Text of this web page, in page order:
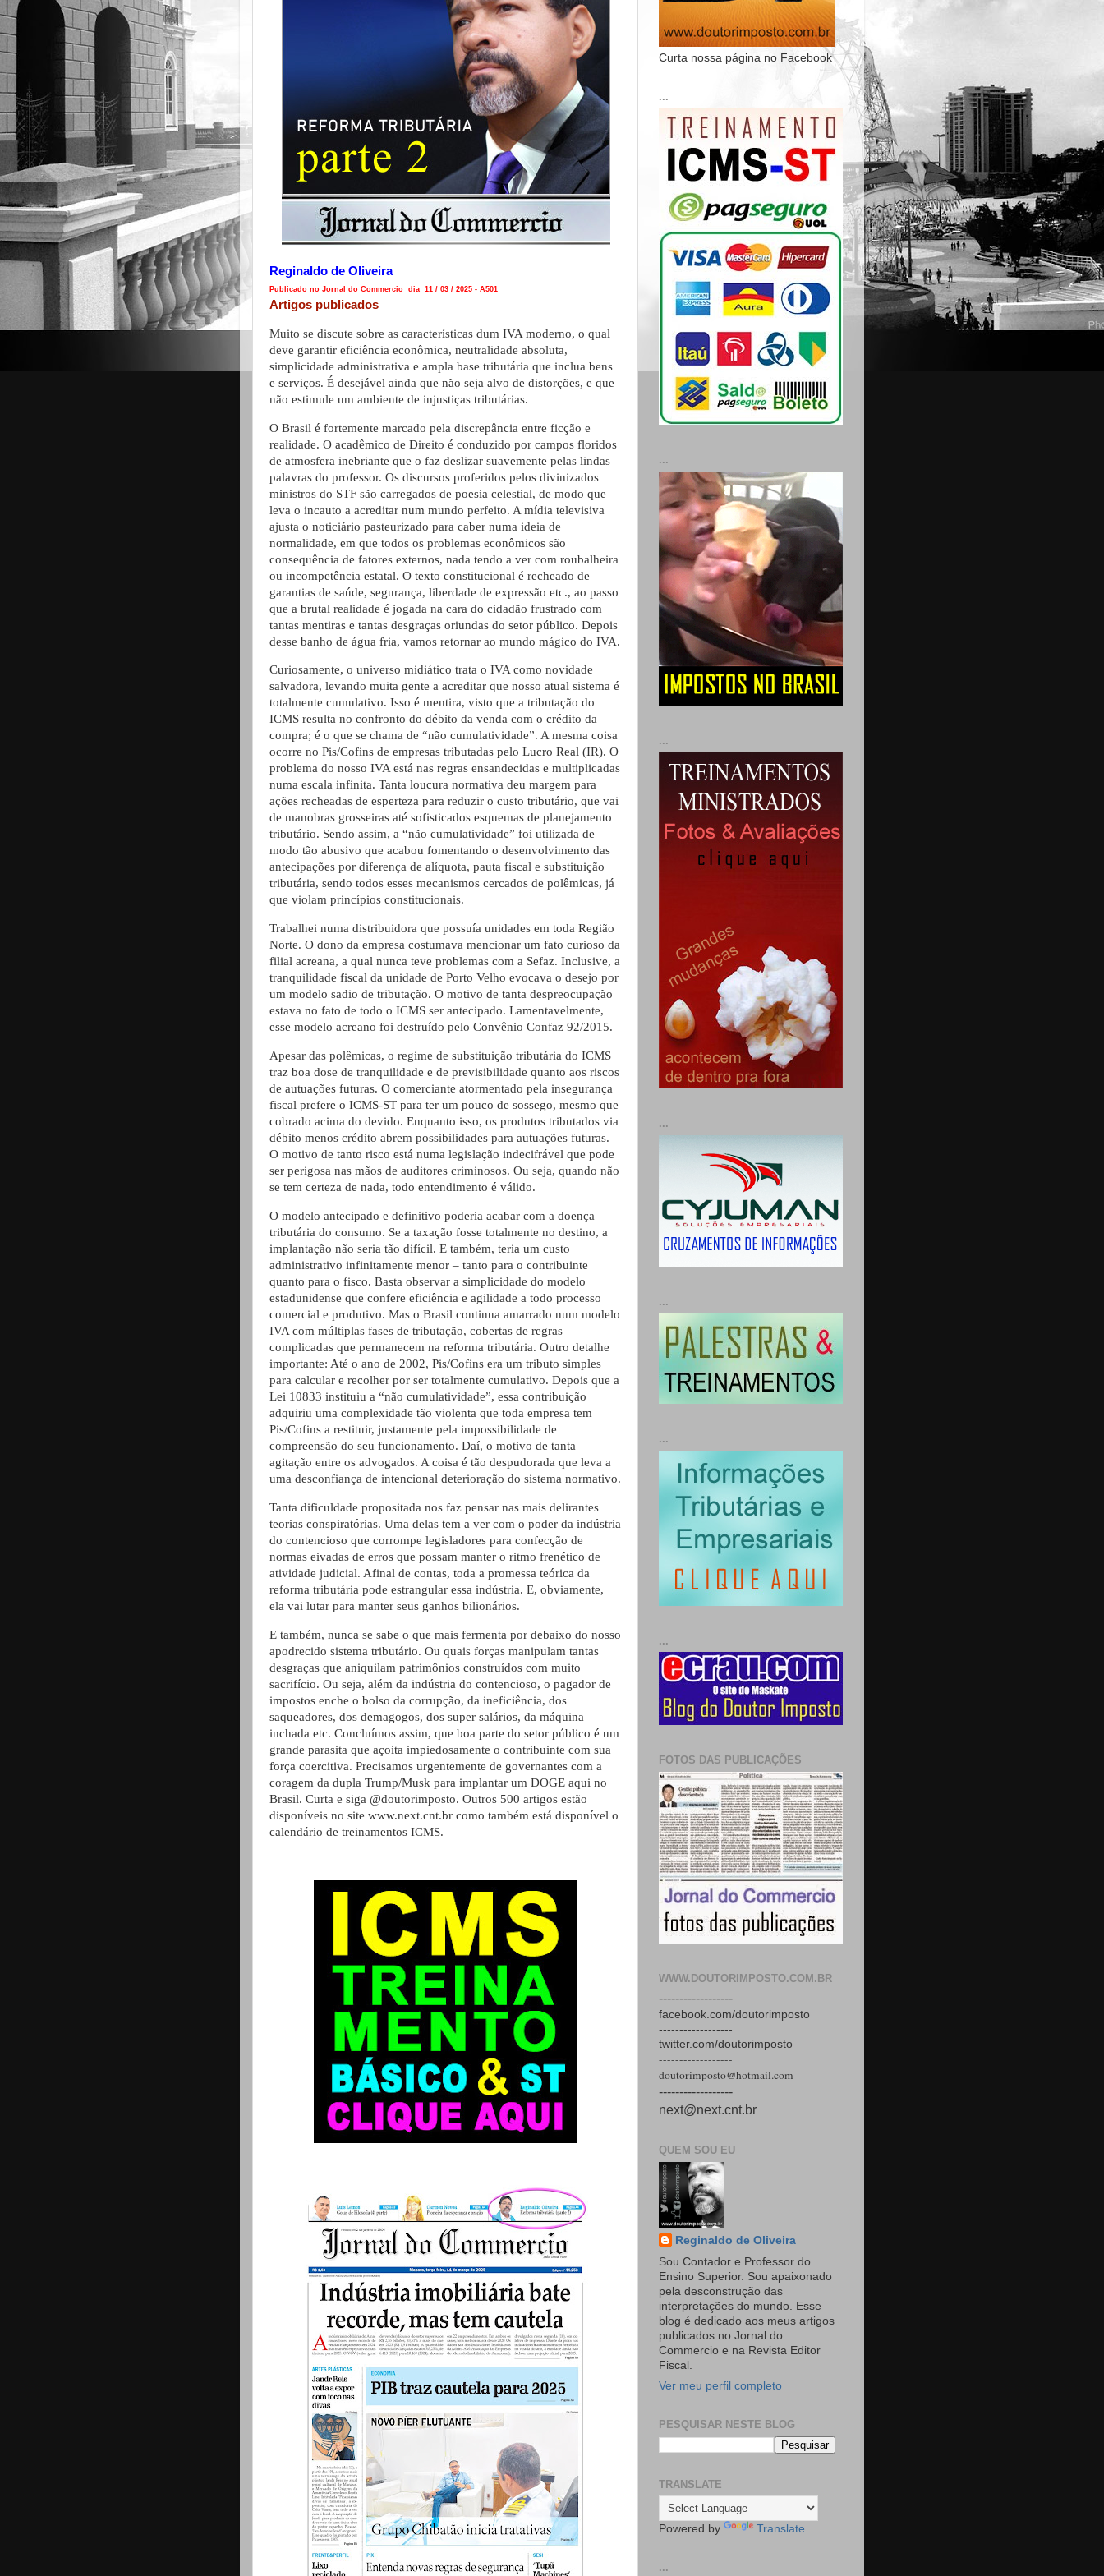
Reginaldo de Oliveira
Publicado no Jornal do Commercio dia 11 / 03 / 2025 - A501
Artigos publicados
Muito se discute sobre as características dum IVA moderno, o qual
deve garantir eficiência econômica, neutralidade absoluta,
simplicidade administrativa e ampla base tributária que inclua bens
e serviços. É desejável ainda que não seja alvo de distorções, e que
não estimule um ambiente de injustiças tributárias.
O Brasil é fortemente marcado pela discrepância entre ficção e
realidade. O acadêmico de Direito é conduzido por campos floridos
de atmosfera inebriante que o faz deslizar suavemente pelas lindas
palavras do professor. Os discursos proferidos pelos divinizados
ministros do STF são carregados de poesia celestial, de modo que
leva o incauto a acreditar num mundo perfeito. A mídia televisiva
ajusta o noticiário pasteurizado para caber numa ideia de
normalidade, em que todos os problemas econômicos são
consequência de fatores externos, nada tendo a ver com roubalheira
ou incompetência estatal. O texto constitucional é recheado de
garantias de saúde, segurança, liberdade de expressão etc., ao passo
que a brutal realidade é jogada na cara do cidadão frustrado com
tantas mentiras e tantas desgraças oriundas do setor público. Depois
desse banho de água fria, vamos retornar ao mundo mágico do IVA.
Curiosamente, o universo midiático trata o IVA como novidade
salvadora, levando muita gente a acreditar que nosso atual sistema é
totalmente cumulativo. Isso é mentira, visto que a tributação do
ICMS resulta no confronto do débito da venda com o crédito da
compra; é o que se chama de “não cumulatividade”. A mesma coisa
ocorre no Pis/Cofins de empresas tributadas pelo Lucro Real (IR). O
problema do nosso IVA está nas regras ensandecidas e multiplicadas
numa escala infinita. Tanta loucura normativa deu margem para
ações recheadas de esperteza para reduzir o custo tributário, que vai
de manobras grosseiras até sofisticados esquemas de planejamento
tributário. Sendo assim, a “não cumulatividade” foi utilizada de
modo tão abusivo que acabou fomentando o desenvolvimento das
antecipações por diferença de alíquota, pauta fiscal e substituição
tributária, sendo todos esses mecanismos cercados de polêmicas, já
que violam princípios constitucionais.
Trabalhei numa distribuidora que possuía unidades em toda Região
Norte. O dono da empresa costumava mencionar um fato curioso da
filial acreana, a qual nunca teve problemas com a Sefaz. Inclusive, a
tranquilidade fiscal da unidade de Porto Velho evocava o desejo por
um modelo sadio de tributação. O motivo de tanta despreocupação
estava no fato de todo o ICMS ser antecipado. Lamentavelmente,
esse modelo acreano foi destruído pelo Convênio Confaz 92/2015.
Apesar das polêmicas, o regime de substituição tributária do ICMS
traz boa dose de tranquilidade e de previsibilidade quanto aos riscos
de autuações futuras. O comerciante atormentado pela insegurança
fiscal prefere o ICMS-ST para ter um pouco de sossego, mesmo que
cobrado acima do devido. Enquanto isso, os produtos tributados via
débito menos crédito abrem possibilidades para autuações futuras.
O motivo de tanto risco está numa legislação indecifrável que pode
ser perigosa nas mãos de auditores criminosos. Ou seja, quando não
se tem certeza de nada, todo entendimento é válido.
O modelo antecipado e definitivo poderia acabar com a doença
tributária do consumo. Se a taxação fosse totalmente no destino, a
implantação não seria tão difícil. E também, teria um custo
administrativo infinitamente menor – tanto para o contribuinte
quanto para o fisco. Basta observar a simplicidade do modelo
estadunidense que confere eficiência e agilidade a todo processo
comercial e produtivo. Mas o Brasil continua amarrado num modelo
IVA com múltiplas fases de tributação, cobertas de regras
complicadas que permanecem na reforma tributária. Outro detalhe
importante: Até o ano de 2002, Pis/Cofins era um tributo simples
para calcular e recolher por ser totalmente cumulativo. Depois que a
Lei 10833 instituiu a “não cumulatividade”, essa contribuição
adquiriu uma complexidade tão violenta que toda empresa tem
Pis/Cofins a restituir, justamente pela impossibilidade de
compreensão do seu funcionamento. Daí, o motivo de tanta
agitação entre os advogados. A coisa é tão despudorada que leva a
uma desconfiança de intencional deterioração do sistema normativo.
Tanta dificuldade propositada nos faz pensar nas mais delirantes
teorias conspiratórias. Uma delas tem a ver com o poder da indústria
do contencioso que corrompe legisladores para confecção de
normas eivadas de erros que possam manter o ritmo frenético de
atividade judicial. Afinal de contas, toda a promessa teórica da
reforma tributária pode estrangular essa indústria. E, obviamente,
ela vai lutar para manter seus ganhos bilionários.
E também, nunca se sabe o que mais fermenta por debaixo do nosso
apodrecido sistema tributário. Ou quais forças manipulam tantas
desgraças que aniquilam patrimônios construídos com muito
sacrifício. Ou seja, além da indústria do contencioso, o pagador de
impostos enche o bolso da corrupção, da ineficiência, dos
saqueadores, dos demagogos, dos super salários, da máquina
inchada etc. Concluímos assim, que boa parte do setor público é um
grande parasita que açoita impiedosamente o contribuinte com sua
força coercitiva. Precisamos urgentemente de governantes com a
coragem da dupla Trump/Musk para implantar um DOGE aqui no
Brasil. Curta e siga @doutorimposto. Outros 500 artigos estão
disponíveis no site www.next.cnt.br como também está disponível o
calendário de treinamentos ICMS.
Curta nossa página no Facebook
...
...
...
...
...
...
...
FOTOS DAS PUBLICAÇÕES
WWW.DOUTORIMPOSTO.COM.BR
------------------
facebook.com/doutorimposto
------------------
twitter.com/doutorimposto
------------------
doutorimposto@hotmail.com
------------------
next@next.cnt.br
QUEM SOU EU
Reginaldo de Oliveira
Sou Contador e Professor do
Ensino Superior. Sou apaixonado
pela desconstrução das
interpretações do mundo. Esse
blog é dedicado aos meus artigos
publicados no Jornal do
Commercio e na Revista Editor
Fiscal.
Ver meu perfil completo
PESQUISAR NESTE BLOG
TRANSLATE
Powered by Translate
...